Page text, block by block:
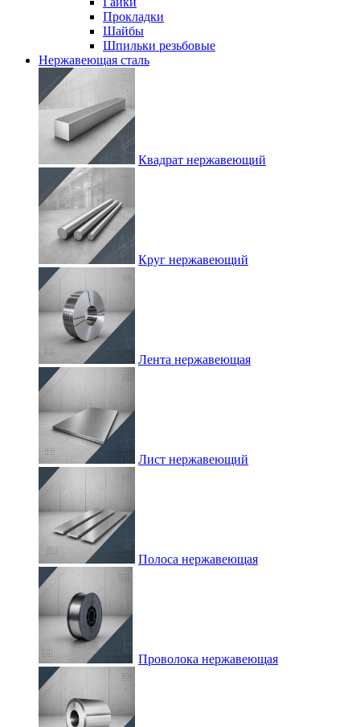
Прокладки
Шайбы
Шпильки резьбовые
Нержавеющая сталь
Квадрат нержавеющий
Круг нержавеющий
Лента нержавеющая
Лист нержавеющий
Полоса нержавеющая
Проволока нержавеющая